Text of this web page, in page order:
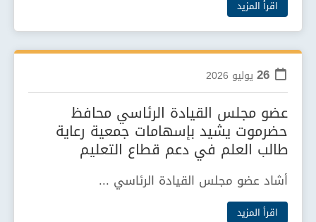
اقرأ المزيد
26 يوليو 2026
عضو مجلس القيادة الرئاسي محافظ
حضرموت يشيد بإسهامات جمعية رعاية
طالب العلم في دعم قطاع التعليم
أشاد عضو مجلس القيادة الرئاسي ...
اقرأ المزيد